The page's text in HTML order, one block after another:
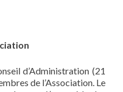
d’Administration (21
de l’Association. Le